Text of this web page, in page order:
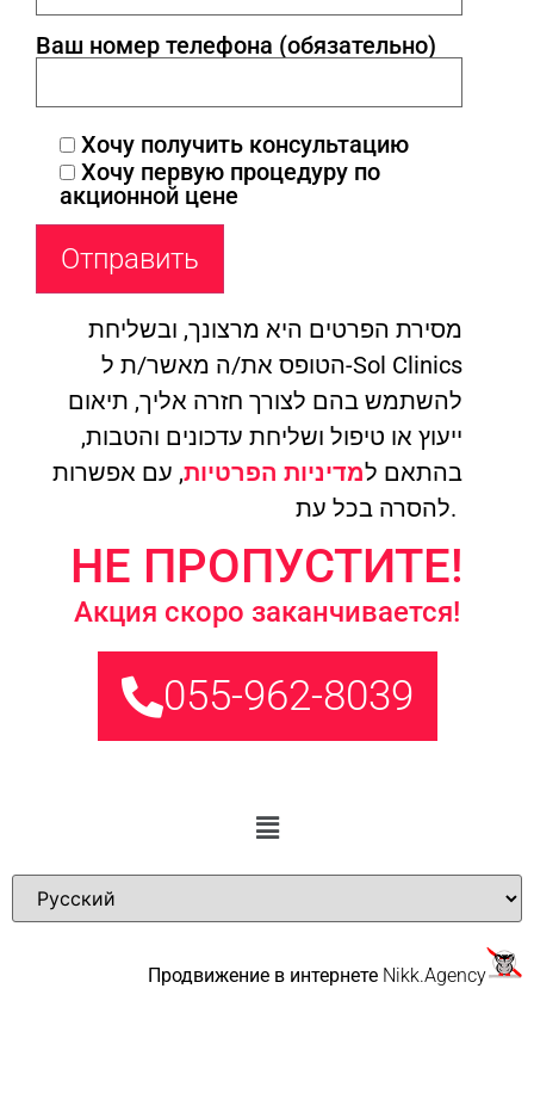
Ваш номер телефона (обязательно)
Хочу получить консультацию
Хочу первую процедуру по
акционной цене
מסירת הפרטים היא מרצונך, ובשליחת
הטופס את/ה מאשר/ת ל-Sol Clinics
להשתמש בהם לצורך חזרה אליך, תיאום
ייעוץ או טיפול ושליחת עדכונים והטבות,
בהתאם למדיניות הפרטיות, עם אפשרות
להסרה בכל עת.
НЕ ПРОПУСТИТЕ!
Акция скоро заканчивается!
055-962-8039
Продвижение в интернете Nikk.Agency